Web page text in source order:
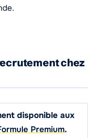
chez
disponible aux
Premium.